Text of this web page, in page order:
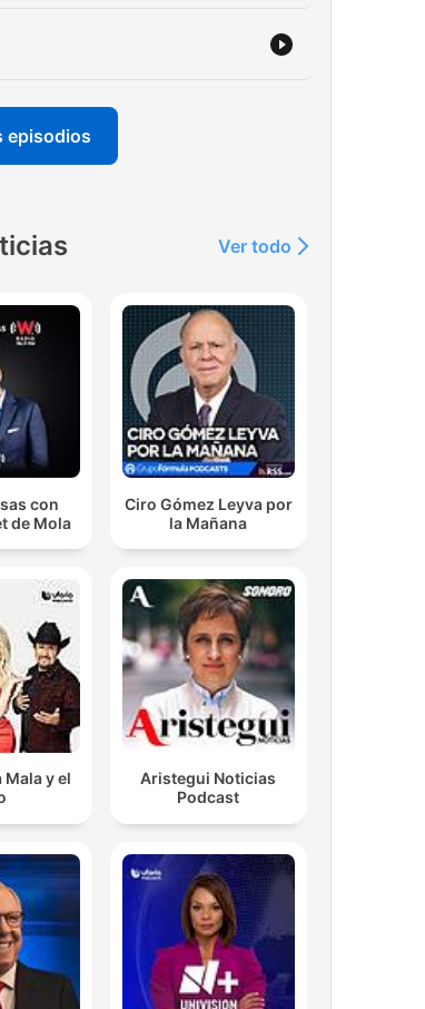
episodios
Ver todo
con
de Mola
Ciro Gómez Leyva por
la Mañana
Mala y el
Aristegui Noticias
Podcast